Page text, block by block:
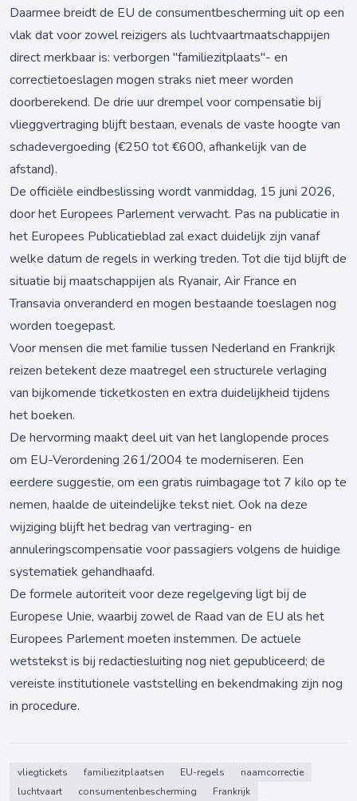
Daarmee breidt de EU de consumentbescherming uit op een
vlak dat voor zowel reizigers als luchtvaartmaatschappijen
direct merkbaar is: verborgen "familiezitplaats"- en
correctietoeslagen mogen straks niet meer worden
doorberekend. De drie uur drempel voor compensatie bij
vlieggvertraging blijft bestaan, evenals de vaste hoogte van
schadevergoeding (€250 tot €600, afhankelijk van de
afstand).
De officiële eindbeslissing wordt vanmiddag, 15 juni 2026,
door het Europees Parlement verwacht. Pas na publicatie in
het Europees Publicatieblad zal exact duidelijk zijn vanaf
welke datum de regels in werking treden. Tot die tijd blijft de
situatie bij maatschappijen als Ryanair, Air France en
Transavia onveranderd en mogen bestaande toeslagen nog
worden toegepast.
Voor mensen die met familie tussen Nederland en Frankrijk
reizen betekent deze maatregel een structurele verlaging
van bijkomende ticketkosten en extra duidelijkheid tijdens
het boeken.
De hervorming maakt deel uit van het langlopende proces
om EU-Verordening 261/2004 te moderniseren. Een
eerdere suggestie, om een gratis ruimbagage tot 7 kilo op te
nemen, haalde de uiteindelijke tekst niet. Ook na deze
wijziging blijft het bedrag van vertraging- en
annuleringscompensatie voor passagiers volgens de huidige
systematiek gehandhaafd.
De formele autoriteit voor deze regelgeving ligt bij de
Europese Unie, waarbij zowel de Raad van de EU als het
Europees Parlement moeten instemmen. De actuele
wetstekst is bij redactiesluiting nog niet gepubliceerd; de
vereiste institutionele vaststelling en bekendmaking zijn nog
in procedure.
vliegtickets familiezitplaatsen EU-regels
naamcorrectie
luchtvaart
consumentenbescherming
Frankrijk